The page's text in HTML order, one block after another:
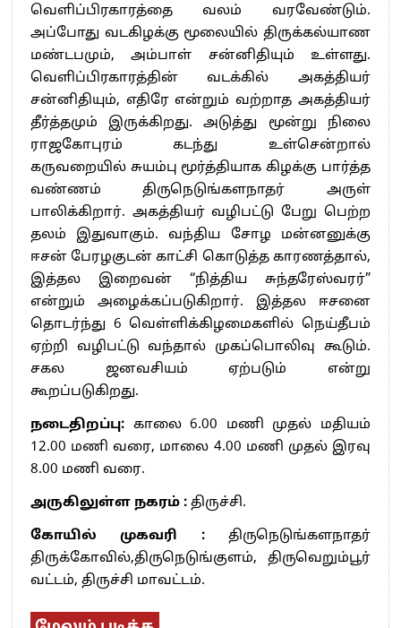
வெளிப்பிரகாரத்தை வலம் வரவேண்டும்.
அப்போது வடகிழக்கு மூலையில் திருக்கல்யாண
மண்டபமும், அம்பாள் சன்னிதியும் உள்ளது.
வெளிப்பிரகாரத்தின் வடக்கில் அகத்தியர்
சன்னிதியும், எதிரே என்றும் வற்றாத அகத்தியர்
தீர்த்தமும் இருக்கிறது. அடுத்து மூன்று நிலை
ராஜகோபுரம் கடந்து உள்சென்றால்
கருவறையில் சுயம்பு மூர்த்தியாக கிழக்கு பார்த்த
வண்ணம் திருநெடுங்களநாதர் அருள்
பாலிக்கிறார். அகத்தியர் வழிபட்டு பேறு பெற்ற
தலம் இதுவாகும். வந்திய சோழ மன்னனுக்கு
ஈசன் பேரழகுடன் காட்சி கொடுத்த காரணத்தால்,
இத்தல இறைவன் “நித்திய சுந்தரேஸ்வரர்”
என்றும் அழைக்கப்படுகிறார். இத்தல ஈசனை
தொடர்ந்து 6 வெள்ளிக்கிழமைகளில் நெய்தீபம்
ஏற்றி வழிபட்டு வந்தால் முகப்பொலிவு கூடும்.
சகல ஜனவசியம் ஏற்படும் என்று
கூறப்படுகிறது.
நடைதிறப்பு: காலை 6.00 மணி முதல் மதியம்
12.00 மணி வரை, மாலை 4.00 மணி முதல் இரவு
8.00 மணி வரை.
அருகிலுள்ள நகரம் : திருச்சி.
கோயில் முகவரி :திருநெடுங்களநாதர்
திருக்கோவில்,திருநெடுங்குளம், திருவெறும்பூர்
வட்டம், திருச்சி மாவட்டம்.